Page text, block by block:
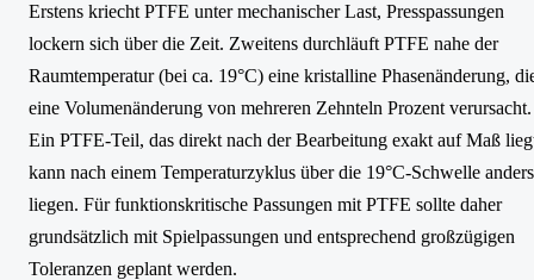
Erstens kriecht PTFE unter mechanischer Last, Presspassungen
lockern sich über die Zeit. Zweitens durchläuft PTFE nahe der
Raumtemperatur (bei ca. 19°C) eine kristalline Phasenänderung,
eine Volumenänderung von mehreren Zehnteln Prozent verursacht.
Ein PTFE-Teil, das direkt nach der Bearbeitung exakt auf Maß
kann nach einem Temperaturzyklus über die 19°C-Schwelle anders
liegen. Für funktionskritische Passungen mit PTFE sollte daher
grundsätzlich mit Spielpassungen und entsprechend großzügigen
Toleranzen geplant werden.